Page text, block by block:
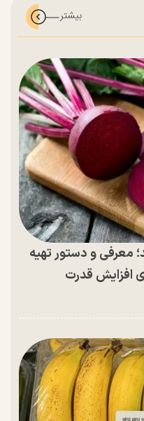
معرفی و دستور تهیه
افزایش قدرت